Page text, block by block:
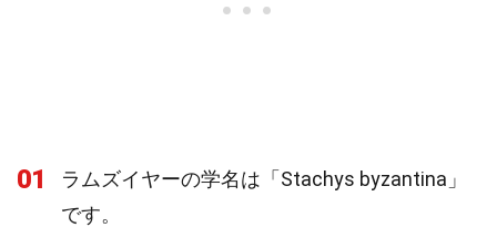
01
ラムズイヤーの学名は「Stachys byzantina」
です。